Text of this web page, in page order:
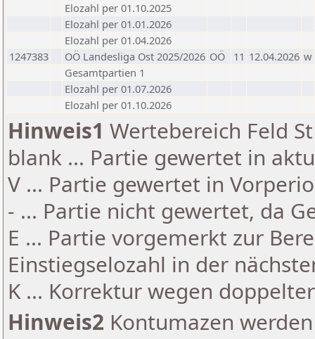
Elozahl per 01.10.2025
Elozahl per 01.01.2026
Elozahl per 01.04.2026
1247383
OÖ Landesliga Ost 2025/2026 OÖ 11 12.04.2026 w
Gesamtpartien 1
Elozahl per 01.07.2026
Elozahl per 01.10.2026
Hinweis1 Wertebereich Feld
blank ... Partie gewertet in
V ... Partie gewertet in
- ... Partie nicht gewertet, da
E ... Partie vorgemerkt zur
Einstiegselozahl in der
K ... Korrektur wegen
Hinweis2 Kontumazen